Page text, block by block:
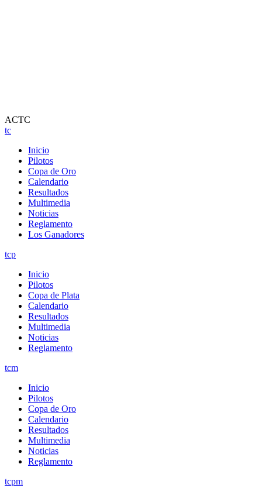
ACTC
tc
Inicio
Pilotos
Copa de Oro
Calendario
Resultados
Multimedia
Noticias
Reglamento
Los Ganadores
tcp
Inicio
Pilotos
Copa de Plata
Calendario
Resultados
Multimedia
Noticias
Reglamento
tcm
Inicio
Pilotos
Copa de Oro
Calendario
Resultados
Multimedia
Noticias
Reglamento
tcpm